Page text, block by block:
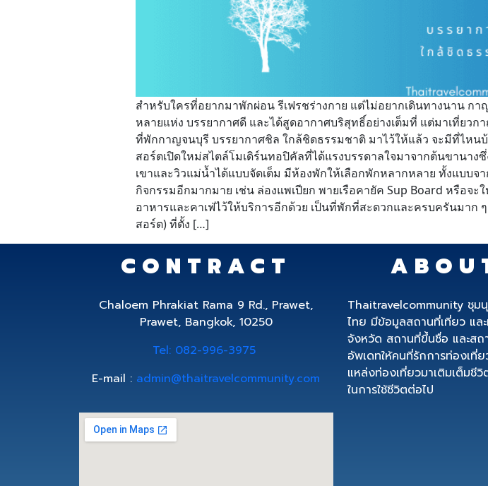
สำหรับใครที่อยากมาพักผ่อน รีเฟรชร่างกาย แต่ไม่อยากเดินทางนาน ก
หลายแห่ง บรรยากาศดี และได้สูดอากาศบริสุทธิ์อย่างเต็มที่ แต่มาเที่ยว
ที่พักกาญจนบุรี บรรยากาศชิล ใกล้ชิดธรรมชาติ มาไว้ให้แล้ว จะมีที่ไหน
สอร์ตเปิดใหม่สไตล์โมเดิร์นทอปิคัลที่ได้แรงบรรดาลใจมาจากต้นขานา
เขาและวิวแม่น้ำได้แบบจัดเต็ม มีห้องพักให้เลือกพักหลากหลาย ทั้งแบบ
กิจกรรมอีกมากมาย เช่น ล่องแพเปียก พายเรือคายัค Sup Board หรือ
อาหารและคาเฟ่ไว้ให้บริการอีกด้วย เป็นที่พักที่สะดวกและครบครันมาก
สอร์ต) ที่ตั้ง […]
CONTRACT
Chaloem Phrakiat Rama 9 Rd., Prawet,
Prawet, Bangkok, 10250
Tel: 082-996-3975
E-mail : admin@thaitravelcommunity.com
Thaitravelcommunity ชุม
ไทย มีข้อมูลสถานที่เที่ยว แล
จังหวัด สถานที่ขึ้นชื่อ และสถ
อัพเดทให้คนที่รักการท่องเที่
แหล่งท่องเที่ยวมาเติมเต็มชี
ในการใช้ชีวิตต่อไป